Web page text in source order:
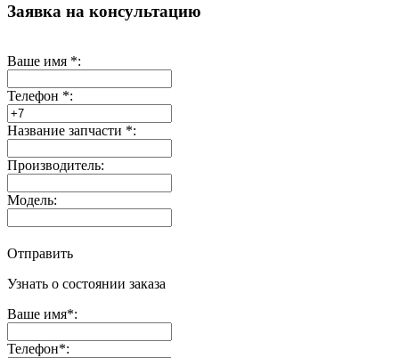
Заявка на консультацию
Ваше имя *:
Телефон *:
Название запчасти *:
Производитель:
Модель:
Отправить
Узнать о состоянии заказа
Ваше имя*:
Телефон*: